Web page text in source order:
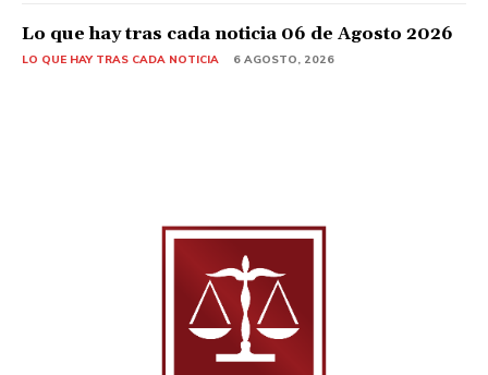
Lo que hay tras cada noticia 06 de Agosto 2026
LO QUE HAY TRAS CADA NOTICIA 6 AGOSTO, 2026